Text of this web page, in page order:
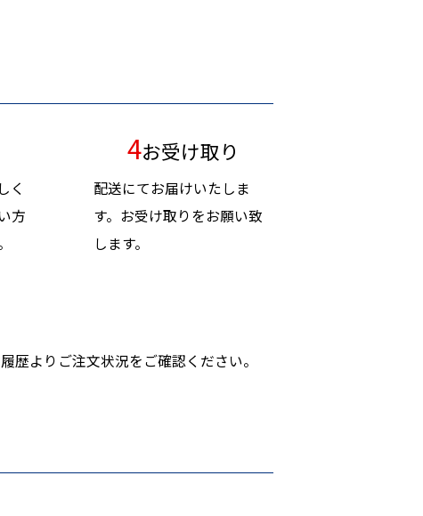
く
方
4お受け取り
配送にてお届けいたしま
す。お受け取りをお願い致
します。
よりご注文状況をご確認ください。